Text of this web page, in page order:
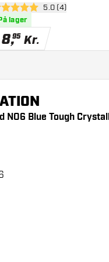
Coated - Dart
åbn5.0 (4)
lager
8,95 Kr.
NO6 Blue Tough